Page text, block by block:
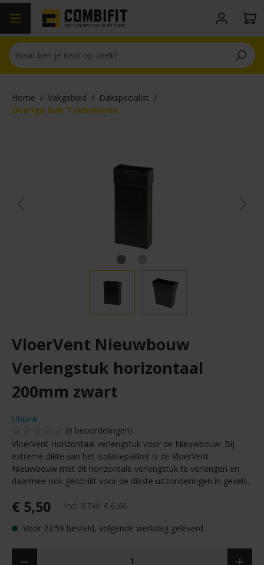
Home / Vakgebied / Dakspecialist /
Overige Dak Toebehoren
VloerVent Nieuwbouw
Verlengstuk horizontaal
200mm zwart
Ubbink
(0 beoordelingen)
VloerVent Horizontaal verlengstuk voor de Nieuwbouw. Bij
extreme dikte van het isolatiepakket is de VloerVent
Nieuwbouw met dit horizontale verlengstuk te verlengen en
daarmee ook geschikt voor de dikste uitzonderingen in gevels.
€ 5,50 Incl. BTW: € 6,66
Voor 23:59 besteld, volgende werkdag geleverd